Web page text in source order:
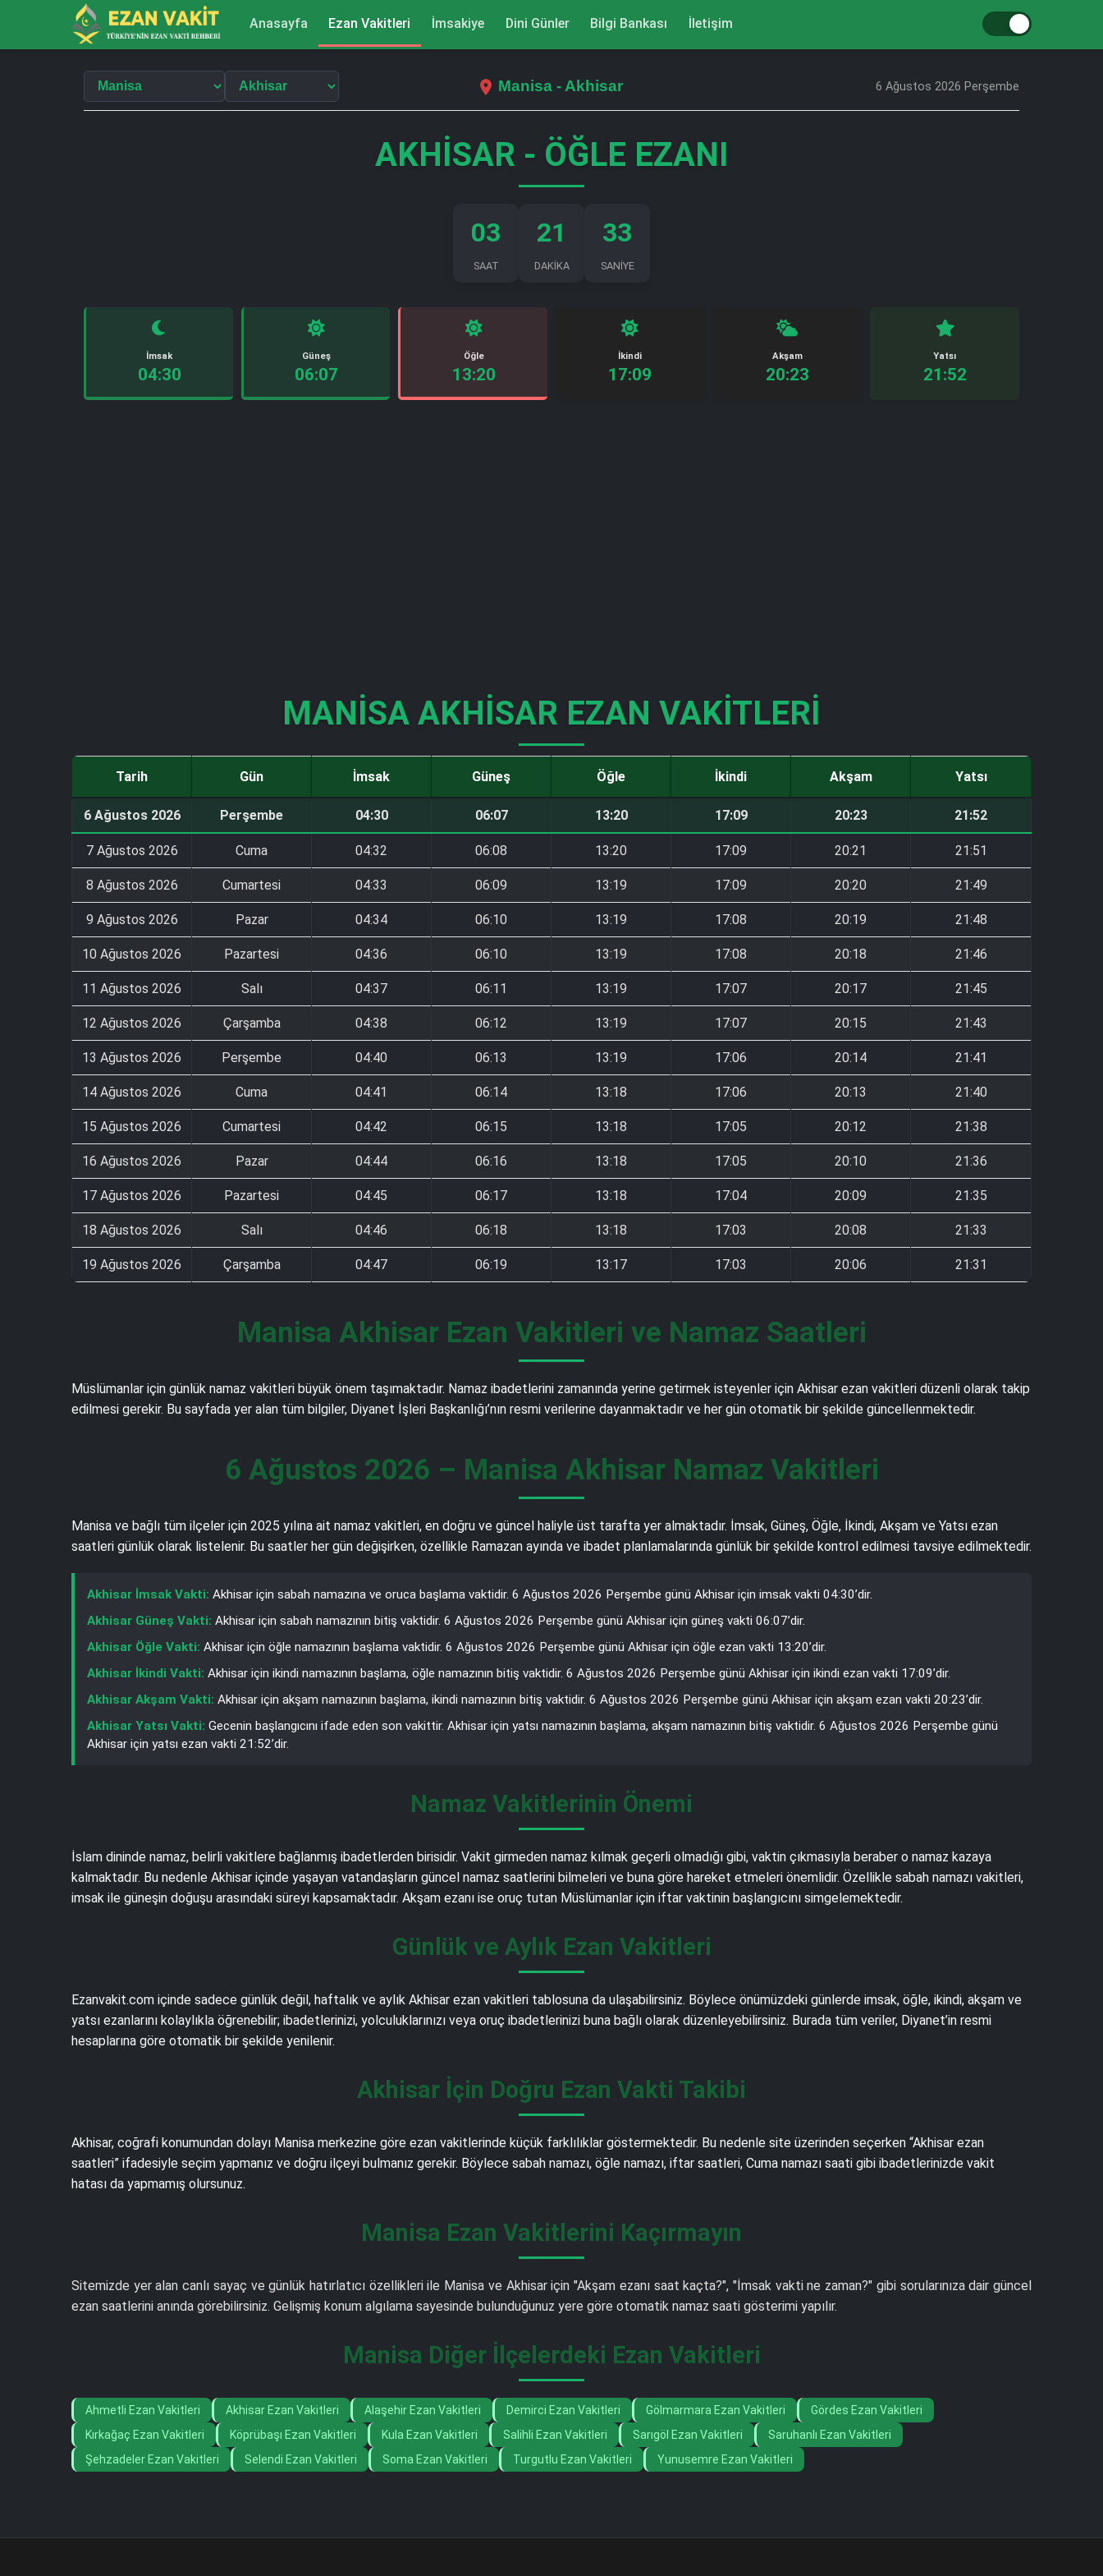
Anasayfa Ezan Vakitleri İmsakiye Dini Günler Bilgi Bankası İletişim
Manisa - Akhisar 6 Ağustos 2026 Perşembe
AKHISAR - ÖĞLE EZANI
03
SAAT
21
DAKİKA
32
SANİYE
İmsak
04:30
Güneş
06:07
Öğle
13:20
İkindi
17:09
Akşam
20:23
Yatsı
21:52
MANISA AKHISAR EZAN VAKITLERI
Tarih Gün İmsak Güneş Öğle İkindi Akşam Yatsı
6 Ağustos 2026 Perşembe 04:30 06:07 13:20 17:09 20:23 21:52
7 Ağustos 2026 Cuma 04:32 06:08 13:20 17:09 20:21 21:51
8 Ağustos 2026 Cumartesi 04:33 06:09 13:19 17:09 20:20 21:49
9 Ağustos 2026 Pazar 04:34 06:10 13:19 17:08 20:19 21:48
10 Ağustos 2026 Pazartesi 04:36 06:10 13:19 17:08 20:18 21:46
11 Ağustos 2026 Salı 04:37 06:11 13:19 17:07 20:17 21:45
12 Ağustos 2026 Çarşamba 04:38 06:12 13:19 17:07 20:15 21:43
13 Ağustos 2026 Perşembe 04:40 06:13 13:19 17:06 20:14 21:41
14 Ağustos 2026 Cuma 04:41 06:14 13:18 17:06 20:13 21:40
15 Ağustos 2026 Cumartesi 04:42 06:15 13:18 17:05 20:12 21:38
16 Ağustos 2026 Pazar 04:44 06:16 13:18 17:05 20:10 21:36
17 Ağustos 2026 Pazartesi 04:45 06:17 13:18 17:04 20:09 21:35
18 Ağustos 2026 Salı 04:46 06:18 13:18 17:03 20:08 21:33
19 Ağustos 2026 Çarşamba 04:47 06:19 13:17 17:03 20:06 21:31
Manisa Akhisar Ezan Vakitleri ve Namaz Saatleri
Müslümanlar için günlük namaz vakitleri büyük önem taşımaktadır. Namaz ibadetlerini zamanında yerine getirmek isteyenler için Akhisar ezan vakitleri düzenli olarak takip
edilmesi gerekir. Bu sayfada yer alan tüm bilgiler, Diyanet İşleri Başkanlığı’nın resmi verilerine dayanmaktadır ve her gün otomatik bir şekilde güncellenmektedir.
6 Ağustos 2026 – Manisa Akhisar Namaz Vakitleri
Manisa ve bağlı tüm ilçeler için 2025 yılına ait namaz vakitleri, en doğru ve güncel haliyle üst tarafta yer almaktadır. İmsak, Güneş, Öğle, İkindi, Akşam ve Yatsı ezan
saatleri günlük olarak listelenir. Bu saatler her gün değişirken, özellikle Ramazan ayında ve ibadet planlamalarında günlük bir şekilde kontrol edilmesi tavsiye edilmektedir.
Akhisar İmsak Vakti: Akhisar için sabah namazına ve oruca başlama vaktidir. 6 Ağustos 2026 Perşembe günü Akhisar için imsak vakti 04:30’dir.
Akhisar Güneş Vakti: Akhisar için sabah namazının bitiş vaktidir. 6 Ağustos 2026 Perşembe günü Akhisar için güneş vakti 06:07’dir.
Akhisar Öğle Vakti: Akhisar için öğle namazının başlama vaktidir. 6 Ağustos 2026 Perşembe günü Akhisar için öğle ezan vakti 13:20’dir.
Akhisar İkindi Vakti: Akhisar için ikindi namazının başlama, öğle namazının bitiş vaktidir. 6 Ağustos 2026 Perşembe günü Akhisar için ikindi ezan vakti 17:09’dir.
Akhisar Akşam Vakti: Akhisar için akşam namazının başlama, ikindi namazının bitiş vaktidir. 6 Ağustos 2026 Perşembe günü Akhisar için akşam ezan vakti 20:23’dir.
Akhisar Yatsı Vakti: Gecenin başlangıcını ifade eden son vakittir. Akhisar için yatsı namazının başlama, akşam namazının bitiş vaktidir. 6 Ağustos 2026 Perşembe günü
Akhisar için yatsı ezan vakti 21:52’dir.
Namaz Vakitlerinin Önemi
İslam dininde namaz, belirli vakitlere bağlanmış ibadetlerden birisidir. Vakit girmeden namaz kılmak geçerli olmadığı gibi, vaktin çıkmasıyla beraber o namaz kazaya
kalmaktadır. Bu nedenle Akhisar içinde yaşayan vatandaşların güncel namaz saatlerini bilmeleri ve buna göre hareket etmeleri önemlidir. Özellikle sabah namazı vakitleri,
imsak ile güneşin doğuşu arasındaki süreyi kapsamaktadır. Akşam ezanı ise oruç tutan Müslümanlar için iftar vaktinin başlangıcını simgelemektedir.
Günlük ve Aylık Ezan Vakitleri
Ezanvakit.com içinde sadece günlük değil, haftalık ve aylık Akhisar ezan vakitleri tablosuna da ulaşabilirsiniz. Böylece önümüzdeki günlerde imsak, öğle, ikindi, akşam ve
yatsı ezanlarını kolaylıkla öğrenebilir; ibadetlerinizi, yolculuklarınızı veya oruç ibadetlerinizi buna bağlı olarak düzenleyebilirsiniz. Burada tüm veriler, Diyanet’in resmi
hesaplarına göre otomatik bir şekilde yenilenir.
Akhisar İçin Doğru Ezan Vakti Takibi
Akhisar, coğrafi konumundan dolayı Manisa merkezine göre ezan vakitlerinde küçük farklılıklar göstermektedir. Bu nedenle site üzerinden seçerken “Akhisar ezan
saatleri” ifadesiyle seçim yapmanız ve doğru ilçeyi bulmanız gerekir. Böylece sabah namazı, öğle namazı, iftar saatleri, Cuma namazı saati gibi ibadetlerinizde vakit
hatası da yapmamış olursunuz.
Manisa Ezan Vakitlerini Kaçırmayın
Sitemizde yer alan canlı sayaç ve günlük hatırlatıcı özellikleri ile Manisa ve Akhisar için "Akşam ezanı saat kaçta?", "İmsak vakti ne zaman?" gibi sorularınıza dair güncel
ezan saatlerini anında görebilirsiniz. Gelişmiş konum algılama sayesinde bulunduğunuz yere göre otomatik namaz saati gösterimi yapılır.
Manisa Diğer İlçelerdeki Ezan Vakitleri
Ahmetli Ezan Vakitleri Akhisar Ezan Vakitleri Alaşehir Ezan Vakitleri Demirci Ezan Vakitleri Gölmarmara Ezan Vakitleri
Gördes Ezan Vakitleri
Kırkağaç Ezan Vakitleri
Köprübaşı Ezan Vakitleri Kula Ezan Vakitleri Salihli Ezan Vakitleri Sarıgöl Ezan Vakitleri
Saruhanlı Ezan Vakitleri
Şehzadeler Ezan Vakitleri
Selendi Ezan Vakitleri Soma Ezan Vakitleri Turgutlu Ezan Vakitleri Yunusemre Ezan Vakitleri